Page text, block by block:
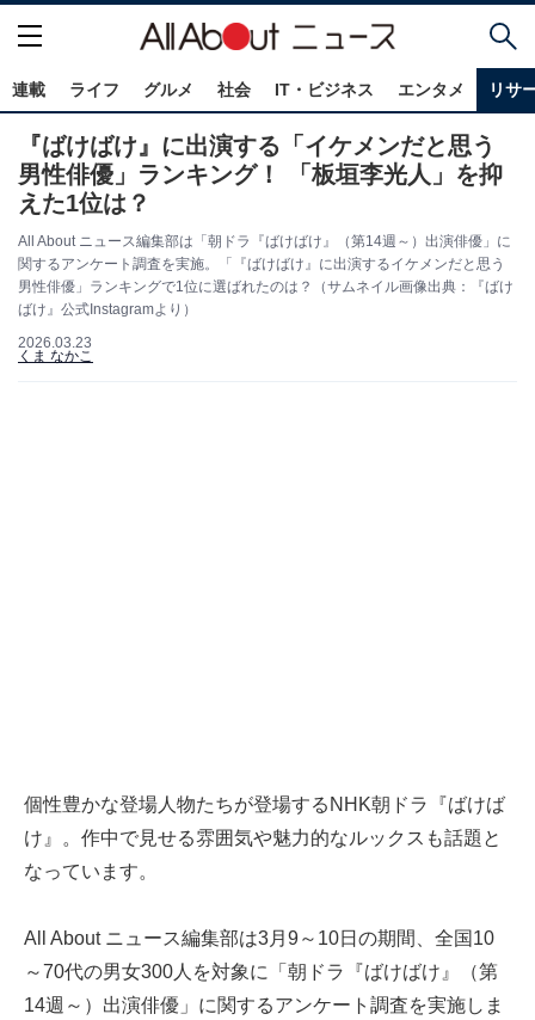
連載 ライフ グルメ 社会 IT・ビジネス エンタメ リサ
『ばけばけ』に出演する「イケメンだと思う
男性俳優」ランキング！ 「板垣李光人」を抑
えた1位は？
All About ニュース編集部は「朝ドラ『ばけばけ』（第14週～）出演俳優」に
関するアンケート調査を実施。「『ばけばけ』に出演するイケメンだと思う
男性俳優」ランキングで1位に選ばれたのは？（サムネイル画像出典：『ばけ
ばけ』公式Instagramより）
2026.03.23
くま なかこ
個性豊かな登場人物たちが登場するNHK朝ドラ『ばけば
け』。作中で見せる雰囲気や魅力的なルックスも話題と
なっています。
All About ニュース編集部は3月9～10日の期間、全国10
～70代の男女300人を対象に「朝ドラ『ばけばけ』（第
14週～）出演俳優」に関するアンケート調査を実施しま